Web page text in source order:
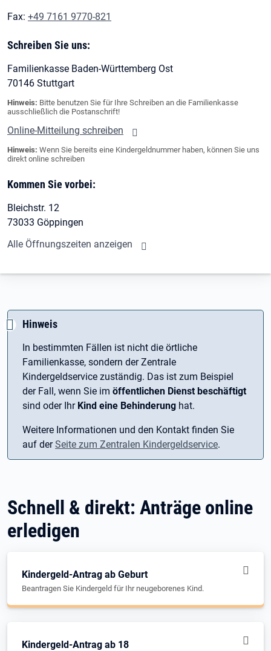
Fax: +49 7161 9770-821
Schreiben Sie uns:
Familienkasse Baden-Württemberg Ost
70146 Stuttgart
Hinweis: Bitte benutzen Sie für Ihre Schreiben an die Familienkasse
ausschließlich die Postanschrift!
Online-Mitteilung schreiben
Hinweis: Wenn Sie bereits eine Kindergeldnummer haben, können Sie uns
direkt online schreiben
Kommen Sie vorbei:
Bleichstr. 12
73033 Göppingen
Alle Öffnungszeiten anzeigen
Hinweis
In bestimmten Fällen ist nicht die örtliche
Familienkasse, sondern der Zentrale
Kindergeldservice zuständig. Das ist zum Beispiel
der Fall, wenn Sie im öffentlichen Dienst beschäftigt
sind oder Ihr Kind eine Behinderung hat.
Weitere Informationen und den Kontakt finden Sie
auf derSeite zum Zentralen Kindergeldservice.
Schnell & direkt: Anträge online
erledigen
Kindergeld-Antrag ab Geburt
Beantragen Sie Kindergeld für Ihr neugeborenes Kind.
Kindergeld-Antrag ab 18